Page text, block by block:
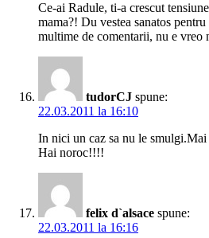
Ce-ai Radule, ti-a crescut
mama?! Du vestea sanatos
multime de comentarii, nu e vreo
tudorCJ spune:
22.03.2011 la 16:10
In nici un caz sa nu le smulgi.Mai
Hai noroc!!!!
felix d`alsace spune:
22.03.2011 la 16:16